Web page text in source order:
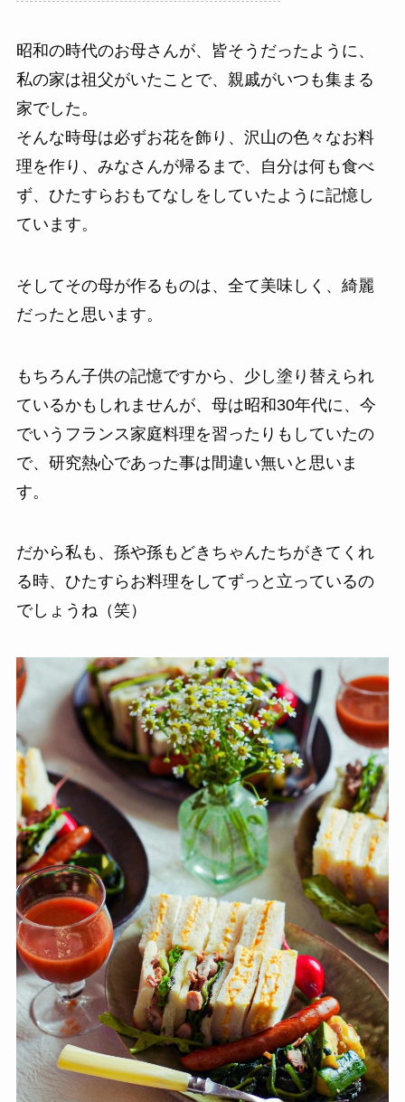
昭和の時代のお母さんが、皆そうだったように、
私の家は祖父がいたことで、親戚がいつも集まる
家でした。
そんな時母は必ずお花を飾り、沢山の色々なお料
理を作り、みなさんが帰るまで、自分は何も食べ
ず、ひたすらおもてなしをしていたように記憶し
ています。
そしてその母が作るものは、全て美味しく、綺麗
だったと思います。
もちろん子供の記憶ですから、少し塗り替えられ
ているかもしれませんが、母は昭和30年代に、今
でいうフランス家庭料理を習ったりもしていたの
で、研究熱心であった事は間違い無いと思いま
す。
だから私も、孫や孫もどきちゃんたちがきてくれ
る時、ひたすらお料理をしてずっと立っているの
でしょうね（笑）